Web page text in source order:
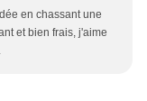
en chassant une
et bien frais, j'aime